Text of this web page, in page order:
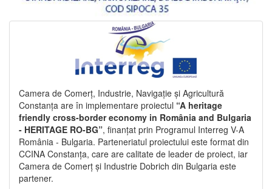
Camera de Comerț, Industrie, Navigație și Agricultură
Constanța are în implementare proiectul “A heritage
friendly cross-border economy in România and Bulgaria
- HERITAGE RO-BG”, finanțat prin Programul Interreg V-A
România - Bulgaria. Parteneriatul proiectului este format din
CCINA Constanța, care are calitate de leader de proiect, iar
Camera de Comerț și Industrie Dobrich din Bulgaria este
partener.